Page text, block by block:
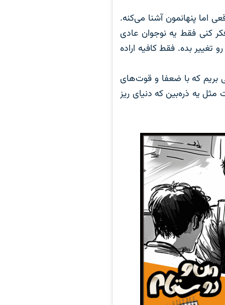
اما پنهانمون آشنا می‌کنه.
کنی فقط یه نوجوان عادی
بده. فقط کافیه اراده
بریم که با ضعفا و قوت‌های
یه ذره‌بین که دنیای ریز